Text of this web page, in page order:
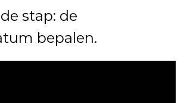
stap: de
bepalen.